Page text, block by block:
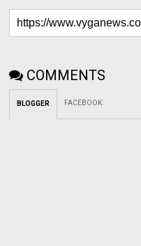
COMMENTS
BLOGGER FACEBOOK: